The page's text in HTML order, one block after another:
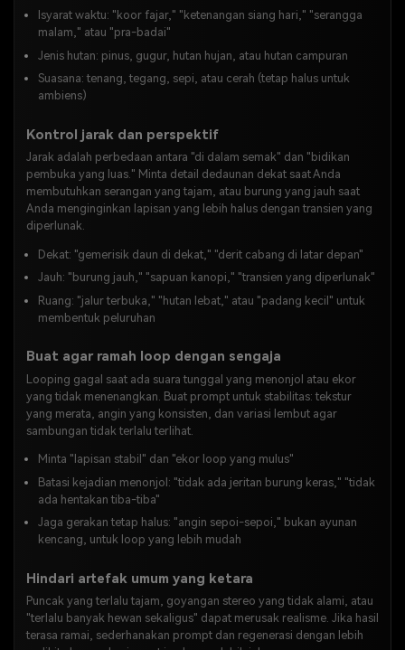
Isyarat waktu: "koor fajar," "ketenangan siang hari," "serangga
malam," atau "pra-badai"
Jenis hutan: pinus, gugur, hutan hujan, atau hutan campuran
Suasana: tenang, tegang, sepi, atau cerah (tetap halus untuk
ambiens)
Kontrol jarak dan perspektif
Jarak adalah perbedaan antara "di dalam semak" dan "bidikan
pembuka yang luas." Minta detail dedaunan dekat saat Anda
membutuhkan serangan yang tajam, atau burung yang jauh saat
Anda menginginkan lapisan yang lebih halus dengan transien yang
diperlunak.
Dekat: "gemerisik daun di dekat," "derit cabang di latar depan"
Jauh: "burung jauh," "sapuan kanopi," "transien yang diperlunak"
Ruang: "jalur terbuka," "hutan lebat," atau "padang kecil" untuk
membentuk peluruhan
Buat agar ramah loop dengan sengaja
Looping gagal saat ada suara tunggal yang menonjol atau ekor
yang tidak menenangkan. Buat prompt untuk stabilitas: tekstur
yang merata, angin yang konsisten, dan variasi lembut agar
sambungan tidak terlalu terlihat.
Minta "lapisan stabil" dan "ekor loop yang mulus"
Batasi kejadian menonjol: "tidak ada jeritan burung keras," "tidak
ada hentakan tiba-tiba"
Jaga gerakan tetap halus: "angin sepoi-sepoi," bukan ayunan
kencang, untuk loop yang lebih mudah
Hindari artefak umum yang ketara
Puncak yang terlalu tajam, goyangan stereo yang tidak alami, atau
"terlalu banyak hewan sekaligus" dapat merusak realisme. Jika hasil
terasa ramai, sederhanakan prompt dan regenerasi dengan lebih